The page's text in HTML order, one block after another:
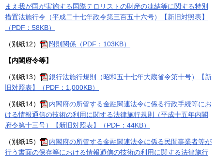
まえ我が国が実施する国際テロリストの財産の凍結等に関する特別
措置法施行令（平成二十七年政令第三百五十六号）【新旧対照表】
（PDF：58KB）
（別紙12） 附則関係（PDF：103KB）
【内閣府令等】
（別紙13）
銀行法施行規則（昭和五十七年大蔵省令第十号）【新
旧対照表】（PDF：1,000KB）
（別紙14）
内閣府の所管する金融関連法令に係る行政手続等にお
ける情報通信の技術の利用に関する法律施行規則（平成十五年内閣
府令第十三号）【新旧対照表】（PDF：44KB）
（別紙15）
内閣府の所管する金融関連法令に係る民間事業者等が
行う書面の保存等における情報通信の技術の利用に関する法律施行